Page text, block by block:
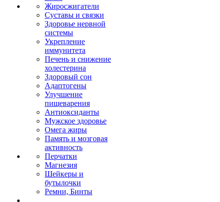
Жиросжигатели
Суставы и связки
Здоровье нервной
системы
Укрепление
иммунитета
Печень и снижение
холестерина
Здоровый сон
Адаптогены
Улучшение
пищеварения
Антиоксиданты
Мужское здоровье
Омега жиры
Память и мозговая
активность
Перчатки
Магнезия
Шейкеры и
бутылочки
Ремни, Бинты